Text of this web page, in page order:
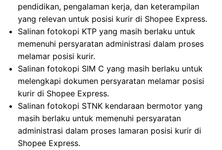
pendidikan, pengalaman kerja, dan keterampilan
yang relevan untuk posisi kurir di Shopee Express.
Salinan fotokopi KTP yang masih berlaku untuk
memenuhi persyaratan administrasi dalam proses
melamar posisi kurir.
Salinan fotokopi SIM C yang masih berlaku untuk
melengkapi dokumen persyaratan melamar posisi
kurir di Shopee Express.
Salinan fotokopi STNK kendaraan bermotor yang
masih berlaku untuk memenuhi persyaratan
administrasi dalam proses lamaran posisi kurir di
Shopee Express.